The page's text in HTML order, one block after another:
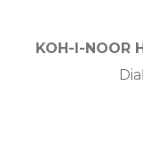
KOH-I-NOOR